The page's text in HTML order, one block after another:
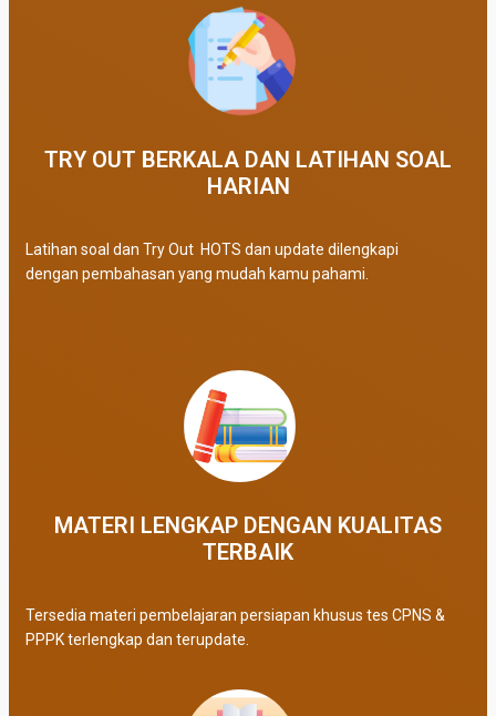
TRY OUT BERKALA DAN LATIHAN SOAL
HARIAN
Latihan soal dan Try Out HOTS dan update dilengkapi
dengan pembahasan yang mudah kamu pahami.
MATERI LENGKAP DENGAN KUALITAS
TERBAIK​
Tersedia materi pembelajaran persiapan khusus tes CPNS &
PPPK terlengkap dan terupdate.